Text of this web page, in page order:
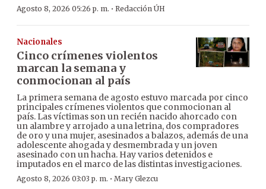
Agosto 8, 2026 05:26 p. m. · Redacción ÚH
Nacionales
Cinco crímenes violentos
marcan la semana y
conmocionan al país
La primera semana de agosto estuvo marcada por cinco
principales crímenes violentos que conmocionan al
país. Las víctimas son un recién nacido ahorcado con
un alambre y arrojado a una letrina, dos compradores
de oro y una mujer, asesinados a balazos, además de una
adolescente ahogada y desmembrada y un joven
asesinado con un hacha. Hay varios detenidos e
imputados en el marco de las distintas investigaciones.
Agosto 8, 2026 03:03 p. m. · Mary Glezcu